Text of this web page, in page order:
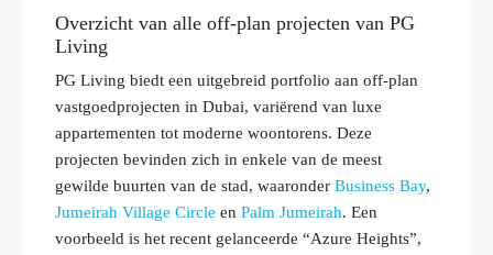
Overzicht van alle off-plan projecten van PG
Living
PG Living biedt een uitgebreid portfolio aan off-plan
vastgoedprojecten in Dubai, variërend van luxe
appartementen tot moderne woontorens. Deze
projecten bevinden zich in enkele van de meest
gewilde buurten van de stad, waaronder Business Bay,
Jumeirah Village Circle en Palm Jumeirah. Een
voorbeeld is het recent gelanceerde “Azure Heights”,